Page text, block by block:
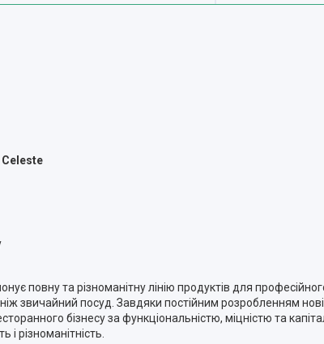
повну та різноманітну лінію продуктів для
звичайний посуд. Завдяки постійним розробленням
бізнесу за функціональністю, міцністю та
різноманітність.